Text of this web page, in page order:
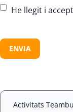
C
s
e
*
He llegit i
A
P
H
Activitats